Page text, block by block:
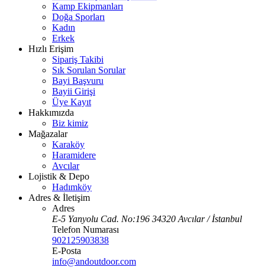
Kamp Ekipmanları
Doğa Sporları
Kadın
Erkek
Hızlı Erişim
Sipariş Takibi
Sık Sorulan Sorular
Bayi Başvuru
Bayii Girişi
Üye Kayıt
Hakkımızda
Biz kimiz
Mağazalar
Karaköy
Haramidere
Avcılar
Lojistik & Depo
Hadımköy
Adres & İletişim
Adres
E-5 Yanyolu Cad. No:196 34320 Avcılar / İstanbul
Telefon Numarası
902125903838
E-Posta
info@andoutdoor.com